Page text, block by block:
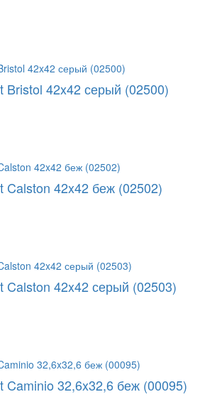
Bristol 42x42 серый (02500)
Calston 42x42 беж (02502)
Calston 42x42 серый (02503)
Caminio 32,6x32,6 беж (00095)